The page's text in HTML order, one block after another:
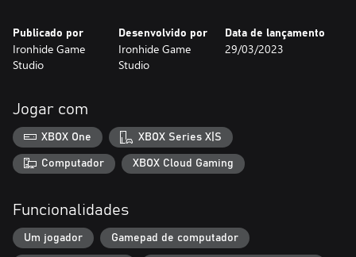
Publicado por
Ironhide Game
Studio
Desenvolvido por
Ironhide Game
Studio
Data de lançamento
29/03/2023
Jogar com
XBOX One XBOX Series X|S
Computador XBOX Cloud Gaming
Funcionalidades
Um jogador Gamepad de computador